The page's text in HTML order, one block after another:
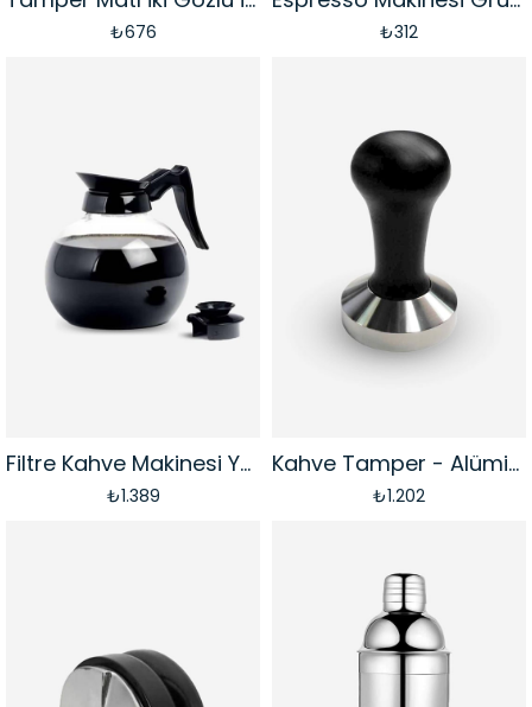
₺676 ₺312
Filtre Kahve Makinesi Yedek Cam Potu | 1.8 Lt
₺1.389
Kahve Tamper - Alüminyum Saplı | 58 mm
₺1.202